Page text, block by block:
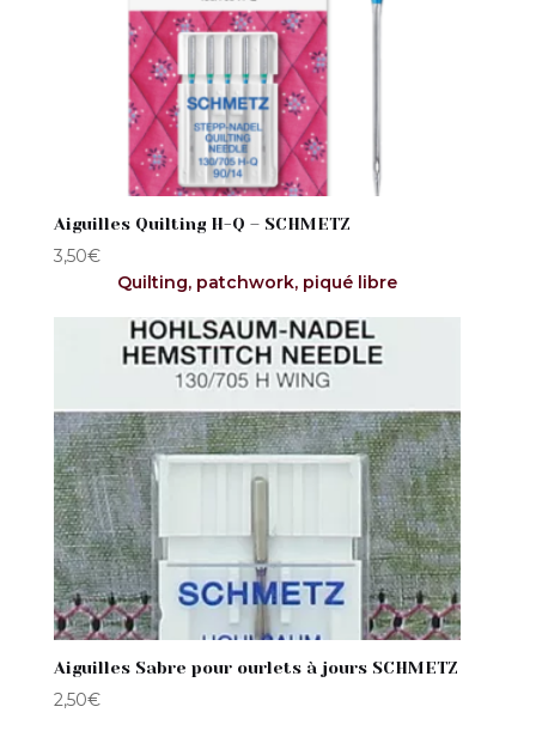
Aiguilles Quilting H-Q – SCHMETZ
3,50€
Quilting, patchwork, piqué libre
Aiguilles Sabre pour ourlets à jours SCHMETZ
2,50€